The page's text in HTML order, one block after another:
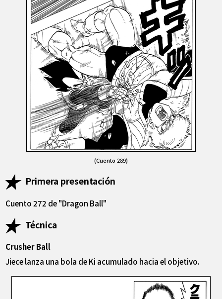
(Cuento 289)
Primera presentación
Cuento 272 de "Dragon Ball"
Técnica
Crusher Ball
Jiece lanza una bola de Ki acumulado hacia el objetivo.